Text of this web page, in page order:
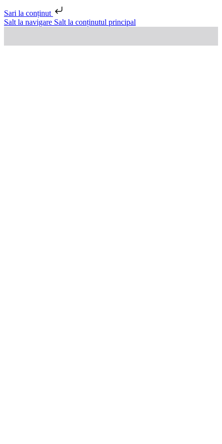
Sari la conținut
Salt la navigare Salt la conținutul principal